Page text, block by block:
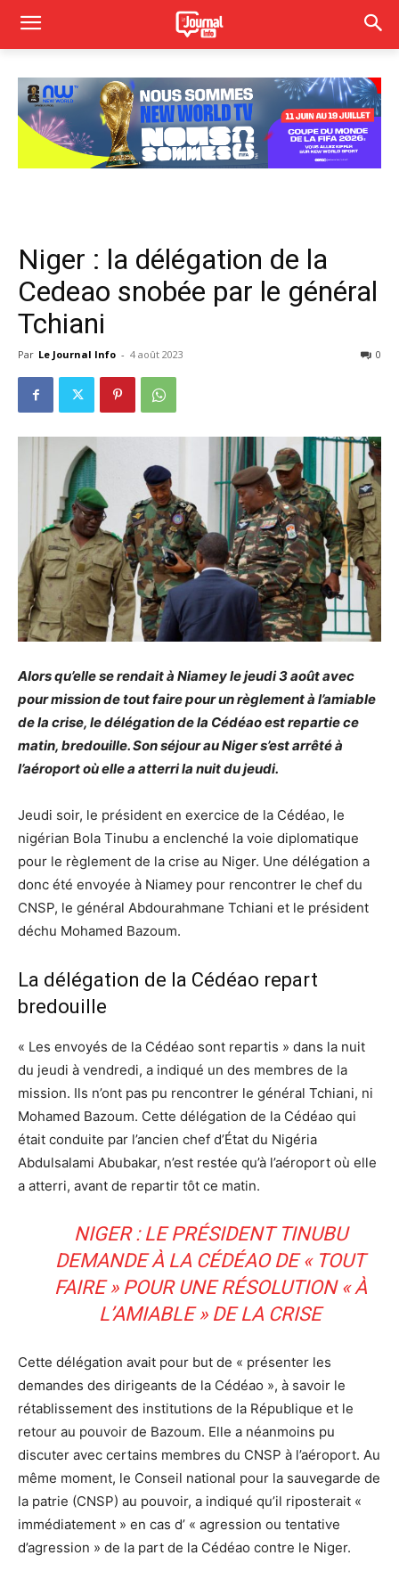
Niger : la délégation de la
Cedeao snobée par le général
Tchiani
Par Le Journal Info - 4 août 2023 0
Alors qu’elle se rendait à Niamey le jeudi 3 août avec
pour mission de tout faire pour un règlement à l’amiable
de la crise, le délégation de la Cédéao est repartie ce
matin, bredouille. Son séjour au Niger s’est arrêté à
l’aéroport où elle a atterri la nuit du jeudi.
Jeudi soir, le président en exercice de la Cédéao, le
nigérian Bola Tinubu a enclenché la voie diplomatique
pour le règlement de la crise au Niger. Une délégation a
donc été envoyée à Niamey pour rencontrer le chef du
CNSP, le général Abdourahmane Tchiani et le président
déchu Mohamed Bazoum.
La délégation de la Cédéao repart
bredouille
« Les envoyés de la Cédéao sont repartis » dans la nuit
du jeudi à vendredi, a indiqué un des membres de la
mission. Ils n’ont pas pu rencontrer le général Tchiani, ni
Mohamed Bazoum. Cette délégation de la Cédéao qui
était conduite par l’ancien chef d’État du Nigéria
Abdulsalami Abubakar, n’est restée qu’à l’aéroport où elle
a atterri, avant de repartir tôt ce matin.
NIGER : LE PRÉSIDENT TINUBU
DEMANDE À LA CÉDÉAO DE « TOUT
FAIRE » POUR UNE RÉSOLUTION « À
L’AMIABLE » DE LA CRISE
Cette délégation avait pour but de « présenter les
demandes des dirigeants de la Cédéao », à savoir le
rétablissement des institutions de la République et le
retour au pouvoir de Bazoum. Elle a néanmoins pu
discuter avec certains membres du CNSP à l’aéroport. Au
même moment, le Conseil national pour la sauvegarde de
la patrie (CNSP) au pouvoir, a indiqué qu’il riposterait «
immédiatement » en cas d’ « agression ou tentative
d’agression » de la part de la Cédéao contre le Niger.